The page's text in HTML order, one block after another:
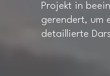
Projekt in
gerendert, um
detaillierte